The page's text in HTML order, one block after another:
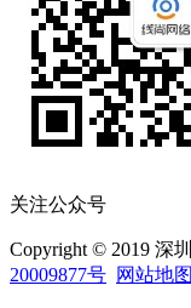
关注公众号
Copyright © 2019 深
20009877号 网站地图